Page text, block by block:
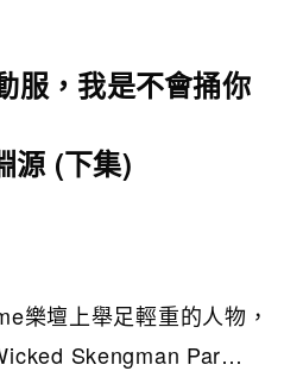
服，我是不會捅你
源 (下集)
樂壇上舉足輕重的人物，
Skengman Par…